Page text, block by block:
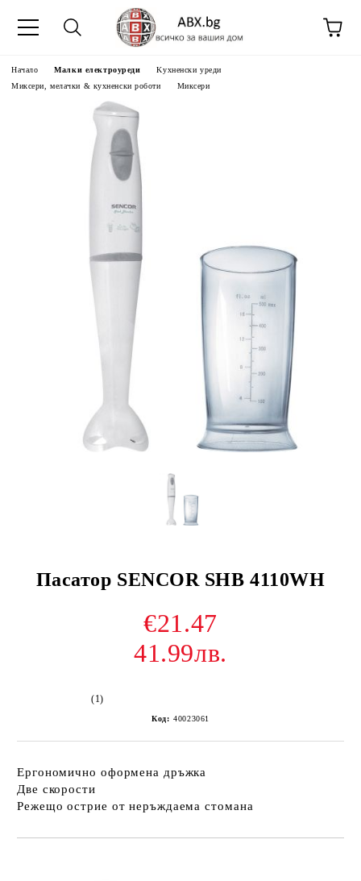
Начало Малки електроуреди
Kухненски уреди
Миксери, мелачки & кухненски роботи
Миксери
Пасатор SENCOR SHB 4110WH
€21.47
41.99лв.
(1)
Код: 40023061
Ергономично оформена дръжка
Две скорости
Режещо острие от неръждаема стомана